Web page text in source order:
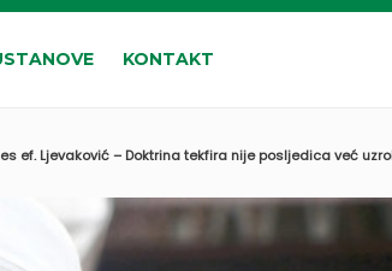
KONTAKT
ef. Ljevaković – Doktrina tekfira nije posljedica već